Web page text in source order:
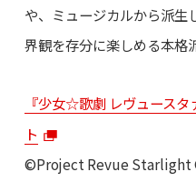
や、ミュージカルから派生
界観を存分に楽しめる本格
『少女☆歌劇 レヴュース
ト
©Project Revue Starlight